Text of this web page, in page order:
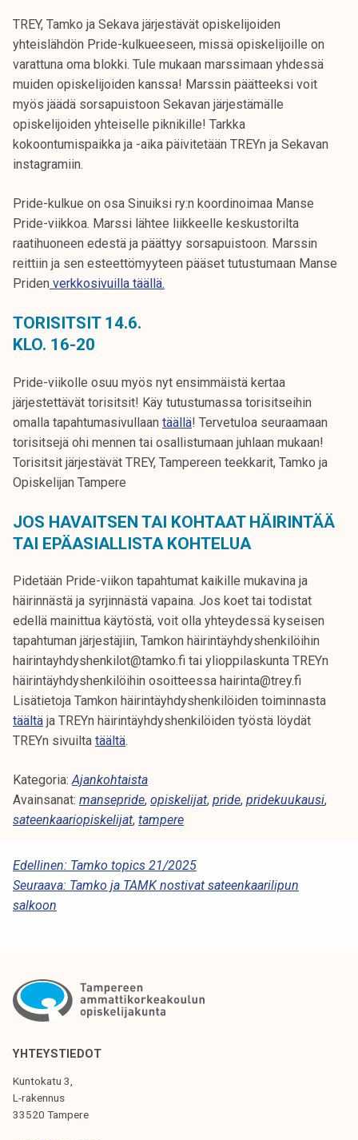
TREY, Tamko ja Sekava järjestävät opiskelijoiden
yhteislähdön Pride-kulkueeseen, missä opiskelijoille on
varattuna oma blokki. Tule mukaan marssimaan yhdessä
muiden opiskelijoiden kanssa! Marssin päätteeksi voit
myös jäädä sorsapuistoon Sekavan järjestämälle
opiskelijoiden yhteiselle piknikille! Tarkka
kokoontumispaikka ja -aika päivitetään TREYn ja Sekavan
instagramiin.
Pride-kulkue on osa Sinuiksi ry:n koordinoimaa Manse
Pride-viikkoa. Marssi lähtee liikkeelle keskustorilta
raatihuoneen edestä ja päättyy sorsapuistoon. Marssin
reittiin ja sen esteettömyyteen pääset tutustumaan Manse
Priden verkkosivuilla täällä.
TORISITSIT 14.6.
KLO. 16-20
Pride-viikolle osuu myös nyt ensimmäistä kertaa
järjestettävät torisitsit! Käy tutustumassa torisitseihin
omalla tapahtumasivullaan täällä! Tervetuloa seuraamaan
torisitsejä ohi mennen tai osallistumaan juhlaan mukaan!
Torisitsit järjestävät TREY, Tampereen teekkarit, Tamko ja
Opiskelijan Tampere
JOS HAVAITSEN TAI KOHTAAT HÄIRINTÄÄ
TAI EPÄASIALLISTA KOHTELUA
Pidetään Pride-viikon tapahtumat kaikille mukavina ja
häirinnästä ja syrjinnästä vapaina. Jos koet tai todistat
edellä mainittua käytöstä, voit olla yhteydessä kyseisen
tapahtuman järjestäjiin, Tamkon häirintäyhdyshenkilöihin
hairintayhdyshenkilot@tamko.fi tai ylioppilaskunta TREYn
häirintäyhdyshenkilöihin osoitteessa hairinta@trey.fi
Lisätietoja Tamkon häirintäyhdyshenkilöiden toiminnasta
täältä ja TREYn häirintäyhdyshenkilöiden työstä löydät
TREYn sivuilta täältä.
Kategoria:Ajankohtaista
Avainsanat: mansepride, opiskelijat, pride, pridekuukausi,
sateenkaariopiskelijat, tampere
A
R
K
L
I
E
Edellinen: Tamko topics 21/2025
Seuraava: Tamko ja TAMK nostivat sateenkaarilipun
salkoon
YHTEYSTIEDOT
Kuntokatu 3,
L-rakennus
33520 Tampere